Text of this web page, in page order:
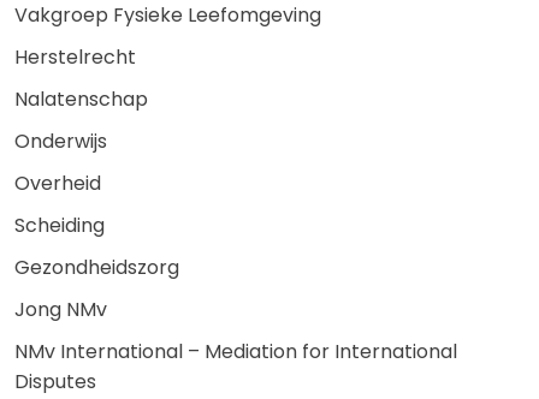
Vakgroep Fysieke Leefomgeving
Herstelrecht
Nalatenschap
Onderwijs
Overheid
Scheiding
Gezondheidszorg
Jong NMv
NMv International – Mediation for International
Disputes